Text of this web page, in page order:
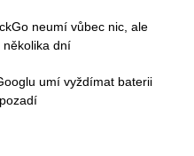
neumí vůbec nic, ale
několika dní
umí vyždímat baterii